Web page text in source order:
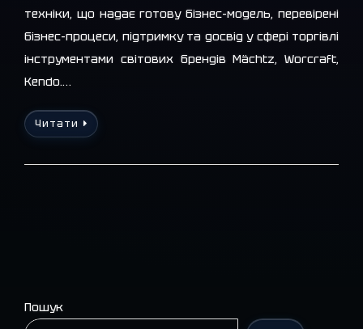
техніки, що надає готову бізнес-модель, перевірені
бізнес-процеси, підтримку та досвід у сфері торгівлі
інструментами світових брендів Mächtz, Worcraft,
Kendo.…
Читати
Пошук